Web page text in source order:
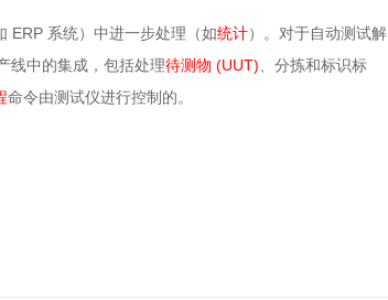
ERP 系统）中进一步处理（如统计）。对于自动测试解
线中 的集成，包括处理待测物 (UUT) 、分拣和标识标
命令由测试仪进行控制的。